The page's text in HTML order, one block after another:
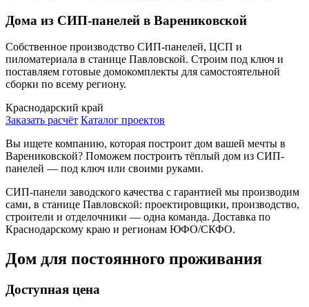
Дома из СИП-панелей в Варениковской
Собственное производство СИП-панелей, ЦСП и
пиломатериала в станице Павловской. Строим под ключ и
поставляем готовые домокомплекты для самостоятельной
сборки по всему региону.
Краснодарский край
Заказать расчёт Каталог проектов
Вы ищете компанию, которая построит дом вашей мечты в
Варениковской? Поможем построить тёплый дом из СИП-
панелей — под ключ или своими руками.
СИП-панели заводского качества с гарантией мы производим
сами, в станице Павловской: проектировщики, производство,
строители и отделочники — одна команда. Доставка по
Краснодарскому краю и регионам ЮФО/СКФО.
Дом для постоянного проживания
Доступная цена